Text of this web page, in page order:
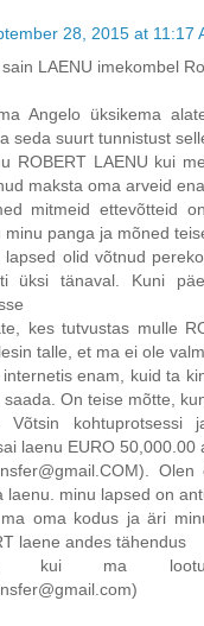
28, 2015 at 11:17
LAENU imekombel
Angelo üksikema
seda suurt tunnistust
ROBERT LAENU kui
maksta oma arveid
mitmeid ettevõtteid
minu panga ja mõned
lapsed olid võtnud
üksi tänaval. Kuni
kes tutvustas mulle
talle, et ma ei ole
enam, kuid ta
On teise mõtte,
Võtsin kohtuprotsessi
laenu EURO 50,000.00
laenu. minu lapsed on
oma kodus ja äri
laene andes tähendus
kui ma